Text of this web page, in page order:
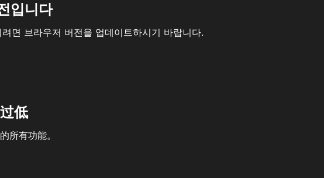
입니다
면 브라우저 버전을 업데이트하시기 바랍니다.
低
所有功能。